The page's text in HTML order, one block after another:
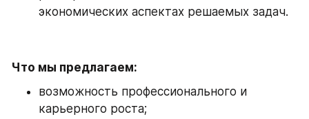
экономических аспектах решаемых задач.
Что мы предлагаем:
возможность профессионального и
карьерного роста;